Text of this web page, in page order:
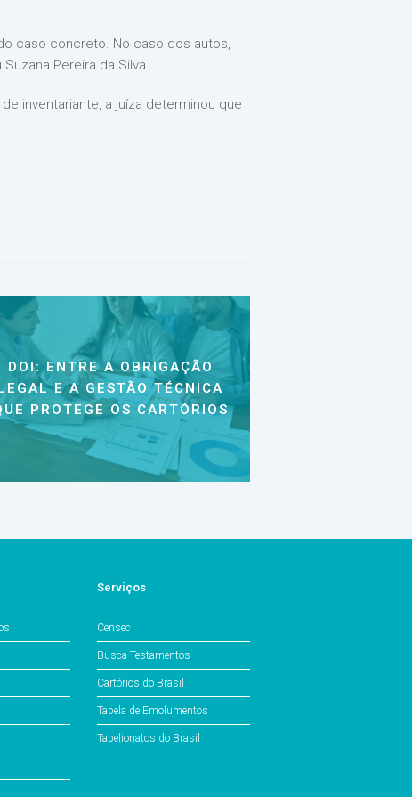
caso concreto. No caso dos autos,
Pereira da Silva.
inventariante, a juíza determinou que
DOI: ENTRE A OBRIGAÇÃO
E A GESTÃO TÉCNICA
PROTEGE OS CARTÓRIOS
Serviços
Censec
Busca Testamentos
Cartórios do Brasil
Tabela de Emolumentos
Tabelionatos do Brasil